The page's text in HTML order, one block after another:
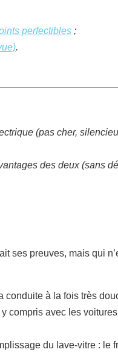
perfectibles ;
.
(pas cher,
des deux (sans
ses preuves, mais qui
conduite à la fois très
compris avec les
du lave-vitre : le